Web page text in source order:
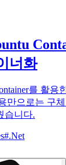
너화
를 활용
만으로는 구
습니다.
#.Net